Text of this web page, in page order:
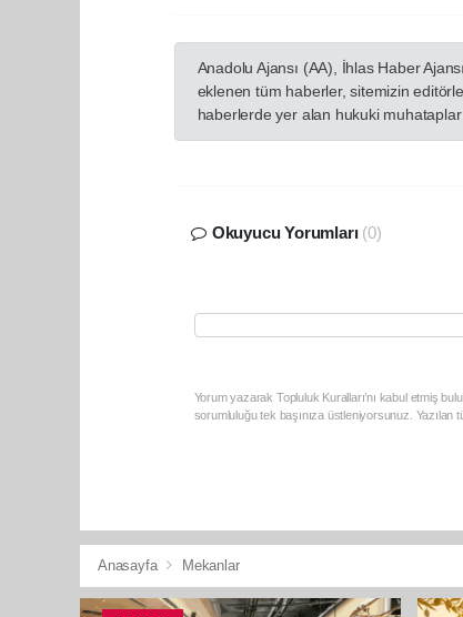
Anadolu Ajansı (AA), İhlas Haber
eklenen tüm haberler, sitemizin
haberlerde yer alan hukuki
Okuyucu Yorumları (0)
Yorum yazarak Topluluk Kuralları’nı kabul etmiş
sorumluluğu tek başınıza üstleniyorsunuz.
Anasayfa Mekanlar